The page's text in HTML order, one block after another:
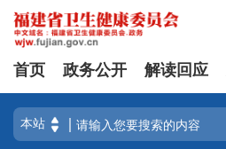
首页 政务公开 解读回应